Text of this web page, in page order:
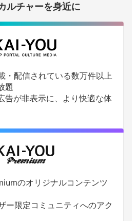
ルチャーを身近に
・配信されている数万件以上
題
告が非表示に、より快適な体
のオリジナルコンテンツ
ー限定コミュニティへのアク